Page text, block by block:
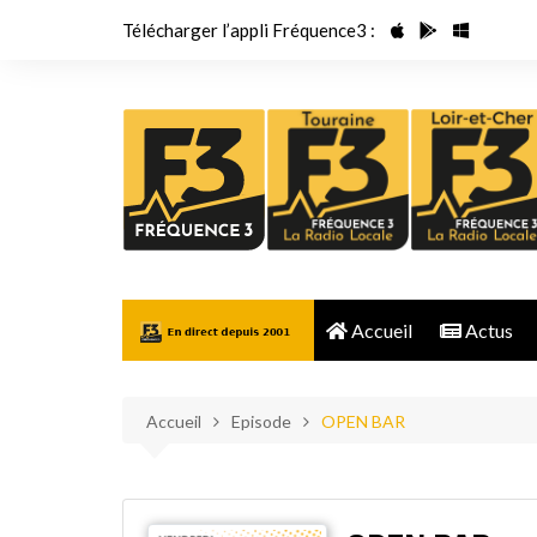
Télécharger l’appli Fréquence3 :
Accueil Actus
Accueil Episode OPEN BAR